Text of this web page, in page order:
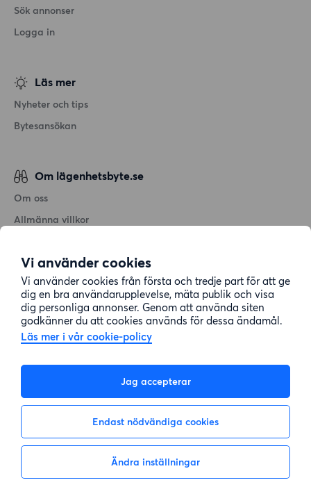
Vi använder cookies
Vi använder cookies från första och tredje part för att ge
dig en bra användarupplevelse, mäta publik och visa
dig personliga annonser. Genom att använda siten
godkänner du att cookies används för dessa ändamål.
Läs mer i vår cookie-policy
Jag accepterar
Endast nödvändiga cookies
Ändra inställningar
Inte intresserad Visa intresse
Sök annonser
Logga in
Läs mer
Nyheter och tips
Bytesansökan
Om lägenhetsbyte.se
Om oss
Allmänna villkor
Cookiepolicy
Sitemap
Kundtjänst
08-22 00 90
E-post: